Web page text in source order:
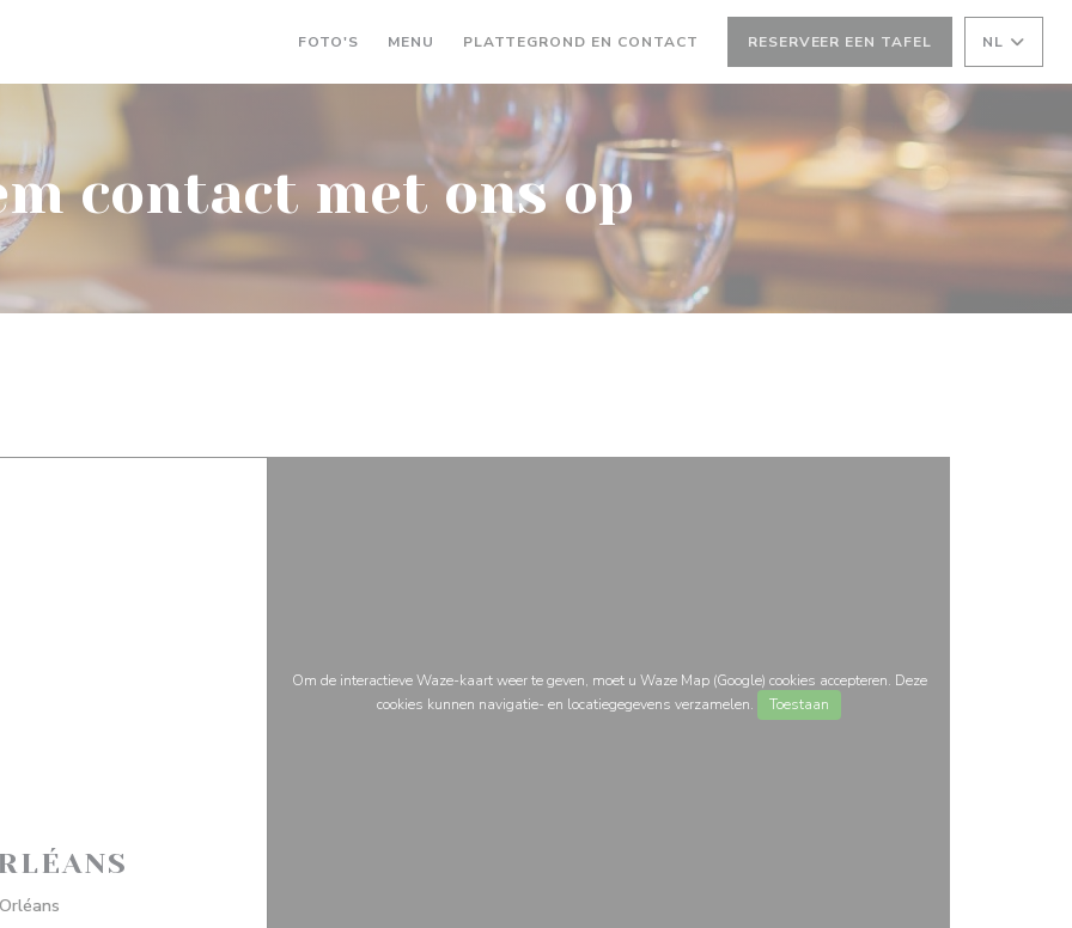
FOTO'S MENU ((OPENT IN EEN NIEUW VENSTER))
PLATTEGROND EN CONTACT RESERVEER EEN TAFEL NL
contact met ons op
Om de interactieve Waze-kaart weer te geven, moet u Waze Map (Google) cookies accepteren. Deze
cookies kunnen navigatie- en locatiegegevens verzamelen.
Toestaan